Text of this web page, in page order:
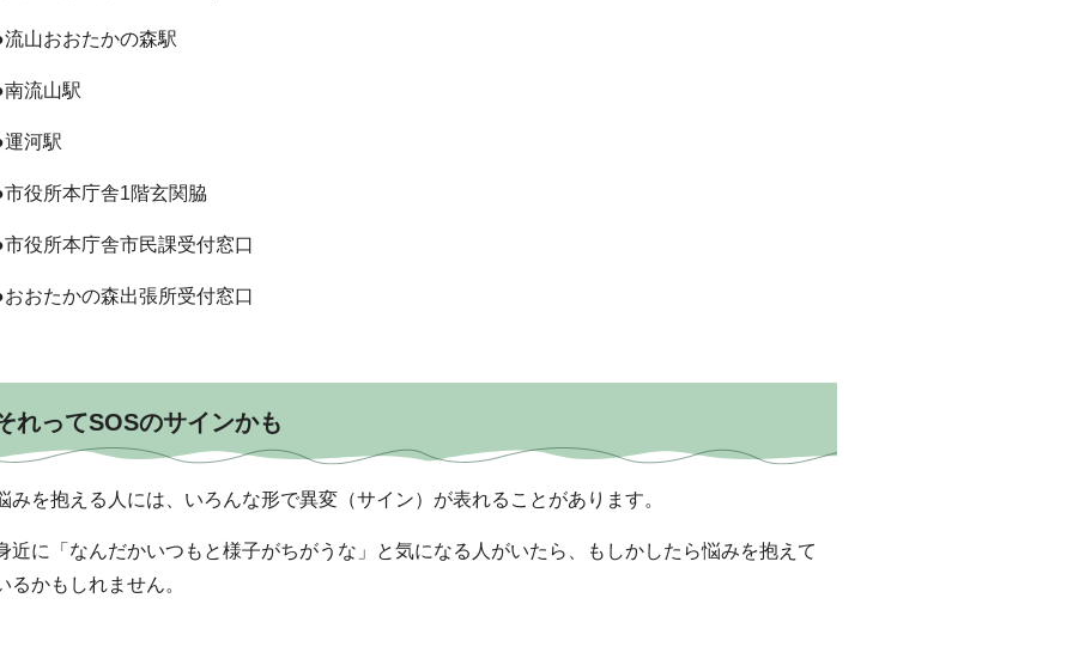
流山おおたかの森駅
南流山駅
運河駅
市役所本庁舎1階玄関脇
市役所本庁舎市民課受付窓口
おおたかの森出張所受付窓口
れってSOSのサインかも
みを抱える人には、いろんな形で異変（サイン）が表れることがあります。
近に「なんだかいつもと様子がちがうな」と気になる人がいたら、もしかしたら悩みを抱えて
るかもしれません。